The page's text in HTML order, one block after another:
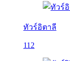
ทัวร์อิตาลี
112